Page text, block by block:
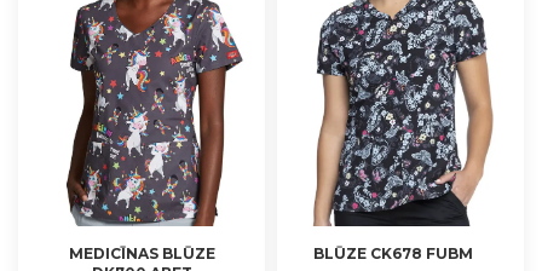
MEDICĪNAS BLŪZE
BLŪZE CK678 FUBM